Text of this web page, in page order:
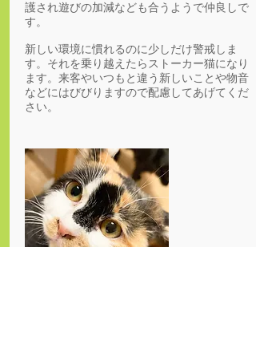
護され遊びの加減なども合うようで仲良しで
す。
新しい環境に慣れるのに少しだけ警戒しま
す。それを乗り越えたらストーカー猫になり
ます。来客やいつもと違う新しいことや物音
などにはびびりますので配慮してあげてくだ
さい。